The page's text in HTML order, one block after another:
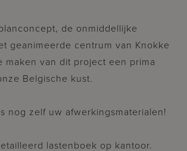
de onmiddellijke
geanimeerde centrum van Knokke
maken van dit project een prima
Belgische kust.
nog zelf uw afwerkingsmaterialen!
lastenboek op kantoor.